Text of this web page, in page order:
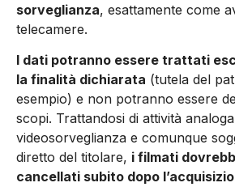
sorveglianza, esatta­mente come
telecamere.
I dati potranno essere trattati
la finalità dichiarata (tutela del
esempio) e non potranno essere
scopi. Trattandosi di attività
videosorveglianza e comunque
diretto del titolare, i filmati
cancellati subito dopo